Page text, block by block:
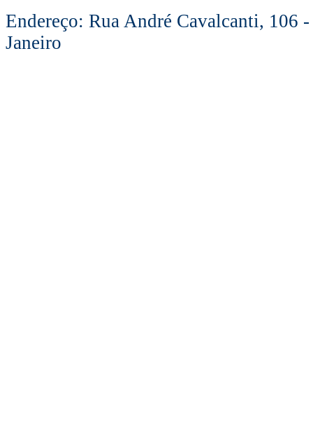
Endereço: Rua André Cavalcanti, 106
Janeiro